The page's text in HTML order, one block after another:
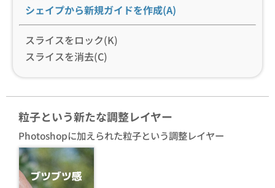
シェイプから新規ガイドを作成(A)
スライスをロック(K)
スライスを消去(C)
粒子という新たな調整レイヤー
Photoshopに加えられた粒子という調整レイヤー